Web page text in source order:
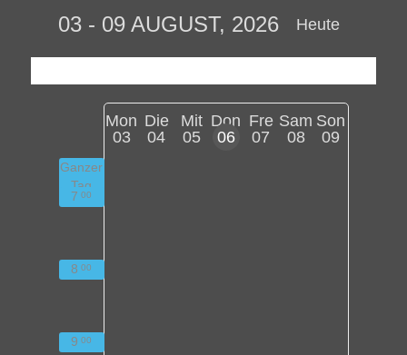
Heute
03 - 09 AUGUST, 2026
Mon
03
Die
04
Mit
05
Don
06
Fre
07
Sam
08
Son
09
Ganzer
Tag
7 00
8 00
9 00